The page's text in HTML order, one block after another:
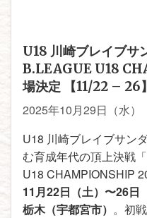
U18 川崎ブレイブサ
B.LEAGUE U18
場決定 【11/22 – 26】
2025年10月29日（水）
U18 川崎ブレイブサン
む育成年代の頂上決戦
U18 CHAMPIONSHIP
11月22日（土）〜26日
栃木（宇都宮市） 。初